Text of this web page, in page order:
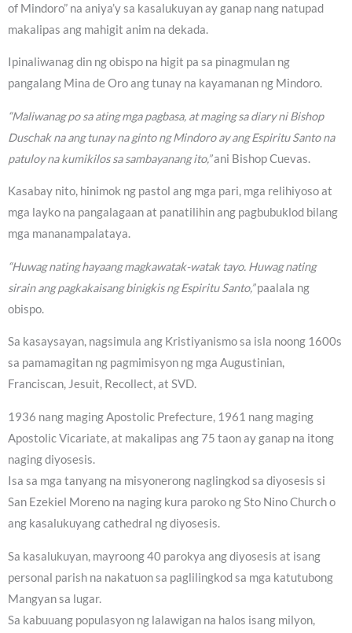
of Mindoro” na aniya’y sa kasalukuyan ay ganap nang natupad
makalipas ang mahigit anim na dekada.
Ipinaliwanag din ng obispo na higit pa sa pinagmulan ng
pangalang Mina de Oro ang tunay na kayamanan ng Mindoro.
“Maliwanag po sa ating mga pagbasa, at maging sa diary ni Bishop
Duschak na ang tunay na ginto ng Mindoro ay ang Espiritu Santo na
patuloy na kumikilos sa sambayanang ito,”ani Bishop Cuevas.
Kasabay nito, hinimok ng pastol ang mga pari, mga relihiyoso at
mga layko na pangalagaan at panatilihin ang pagbubuklod bilang
mga mananampalataya.
“Huwag nating hayaang magkawatak-watak tayo. Huwag nating
sirain ang pagkakaisang binigkis ng Espiritu Santo,”paalala ng
obispo.
Sa kasaysayan, nagsimula ang Kristiyanismo sa isla noong 1600s
sa pamamagitan ng pagmimisyon ng mga Augustinian,
Franciscan, Jesuit, Recollect, at SVD.
1936 nang maging Apostolic Prefecture, 1961 nang maging
Apostolic Vicariate, at makalipas ang 75 taon ay ganap na itong
naging diyosesis.
Isa sa mga tanyang na misyonerong naglingkod sa diyosesis si
San Ezekiel Moreno na naging kura paroko ng Sto Nino Church o
ang kasalukuyang cathedral ng diyosesis.
Sa kasalukuyan, mayroong 40 parokya ang diyosesis at isang
personal parish na nakatuon sa paglilingkod sa mga katutubong
Mangyan sa lugar.
Sa kabuuang populasyon ng lalawigan na halos isang milyon,